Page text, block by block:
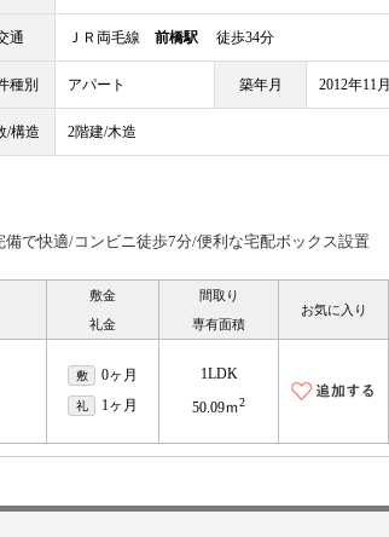
通 ＪＲ両毛線 前橋駅 徒歩34分
種別 アパート 築年月 2012年11月
/構造 2階建/木造
で快適/コンビニ徒歩7分/便利な宅配ボックス設置
敷金
礼金
間取り
専有面積
お気に入り
敷 0ヶ月
礼 1ヶ月
1LDK
50.09ｍ2